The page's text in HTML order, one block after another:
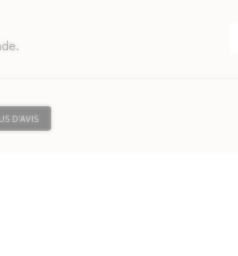
parfaitement à ma cuisine d
D'AVIS